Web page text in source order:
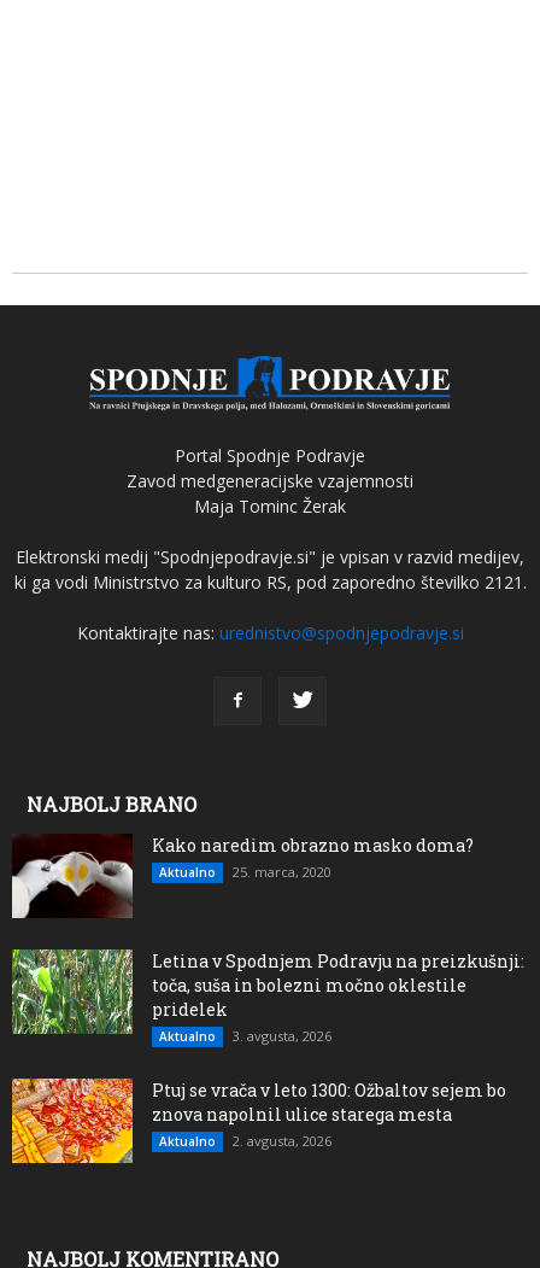
Portal Spodnje Podravje
Zavod medgeneracijske vzajemnosti
Maja Tominc Žerak
Elektronski medij "Spodnjepodravje.si" je vpisan v razvid medijev,
ki ga vodi Ministrstvo za kulturo RS, pod zaporedno številko 2121.
Kontaktirajte nas: urednistvo@spodnjepodravje.si
NAJBOLJ BRANO
Kako naredim obrazno masko doma?
Aktualno 25. marca, 2020
Letina v Spodnjem Podravju na preizkušnji:
toča, suša in bolezni močno oklestile
pridelek
Aktualno 3. avgusta, 2026
Ptuj se vrača v leto 1300: Ožbaltov sejem bo
znova napolnil ulice starega mesta
Aktualno 2. avgusta, 2026
NAJBOLJ KOMENTIRANO